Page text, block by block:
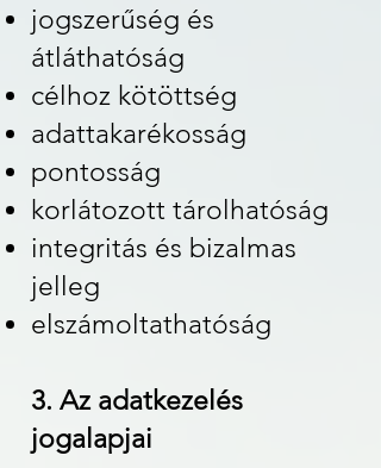
jogszerűség és
átláthatóság
célhoz kötöttség
adattakarékosság
pontosság
korlátozott tárolhatóság
integritás és bizalmas
jelleg
elszámoltathatóság
3. Az adatkezelés
jogalapjai